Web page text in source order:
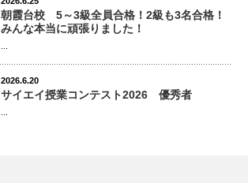
朝霞台校 5～3級全員合格！2級も3名合格！
みんな本当に頑張りました！
2026.6.20
サイエイ授業コンテスト2026 優秀者